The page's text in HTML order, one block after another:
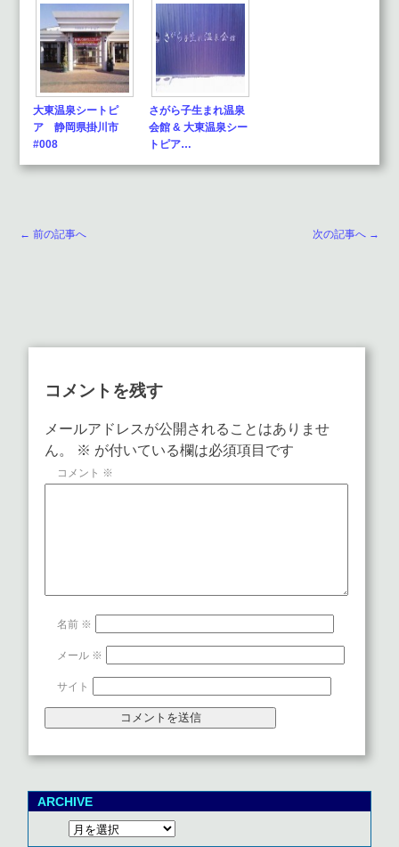
大東温泉シートピ
ア 静岡県掛川市
#008
さがら子生まれ温泉
会館 & 大東温泉シー
トピア…
← 前の記事へ 次の記事へ →
コメントを残す
メールアドレスが公開されることはありませ
ん。
※ が付いている欄は必須項目です
コメント ※
名前 ※
メール ※
サイト
ARCHIVE